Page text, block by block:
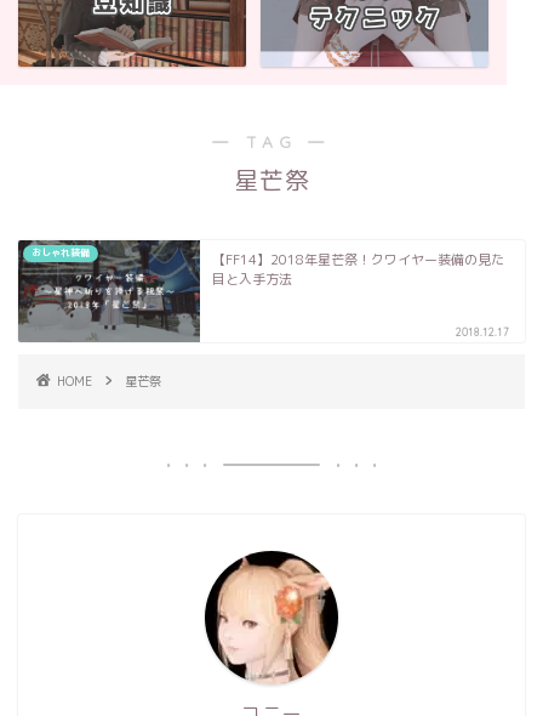
― TAG ―
星芒祭
おしゃれ装備
【FF14】2018年星芒祭！クワイヤー装備の見た
目と入手方法
2018.12.17
HOME 星芒祭